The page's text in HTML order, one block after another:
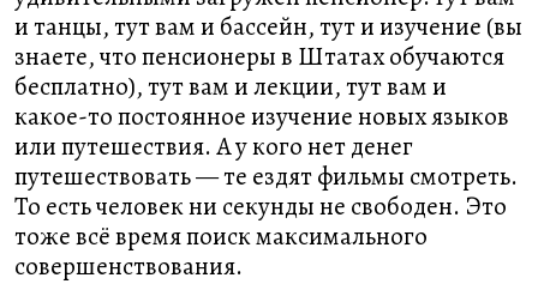
и танцы, тут вам и бассейн, тут и изучение (вы
знаете, что пенсионеры в Штатах обучаются
бесплатно), тут вам и лекции, тут вам и
какое-то постоянное изучение новых языков
или путешествия. А у кого нет денег
путешествовать — те ездят фильмы смотреть.
То есть человек ни секунды не свободен. Это
тоже всё время поиск максимального
совершенствования.